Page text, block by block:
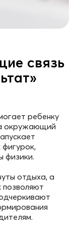
связь
ребенку
окружающий
физики.
отдыха, а
позволяют